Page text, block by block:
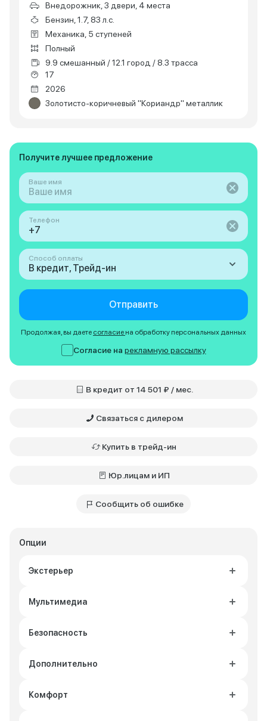
Внедорожник, 3 двери, 4 места
Бензин, 1.7, 83 л.с.
Механика, 5 ступеней
Полный
9.9 смешанный / 12.1 город / 8.3 трасса
17
2026
Золотисто-коричневый "Кориандр" металлик
Опции
Экстерьер
Мультимедиа
Безопасность
Дополнительно
Комфорт
Получите лучшее предложение
Ваше имя
Телефон
Способ оплаты
В кредит, Трейд-ин
Отправить
Продолжая, вы даете согласие на обработку персональных данных
Согласие на рекламную рассылку
В кредит от 14 501 ₽ / мес.
Связаться с дилером
Купить в трейд-ин
Юр.лицам и ИП
Сообщить об ошибке